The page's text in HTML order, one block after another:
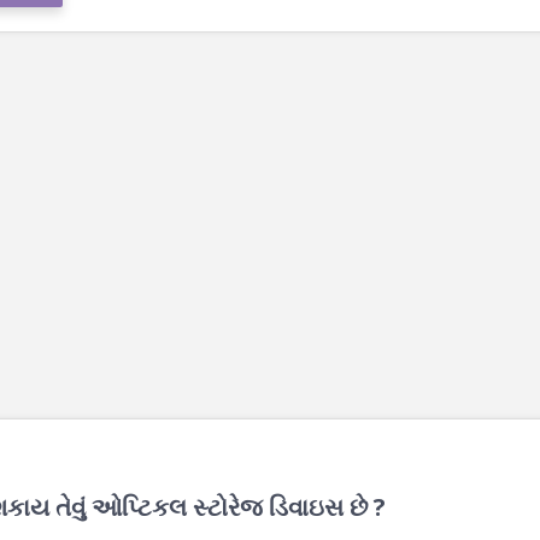
તેવું ઓપ્ટિકલ સ્ટોરેજ ડિવાઇસ છે ?